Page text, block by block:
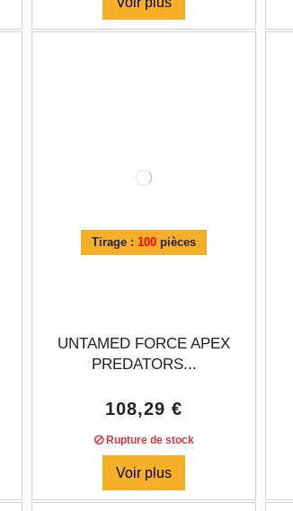
Tirage : 100 pièces
UNTAMED FORCE APEX
PREDATORS...
108,29 €
Rupture de stock
Voir plus